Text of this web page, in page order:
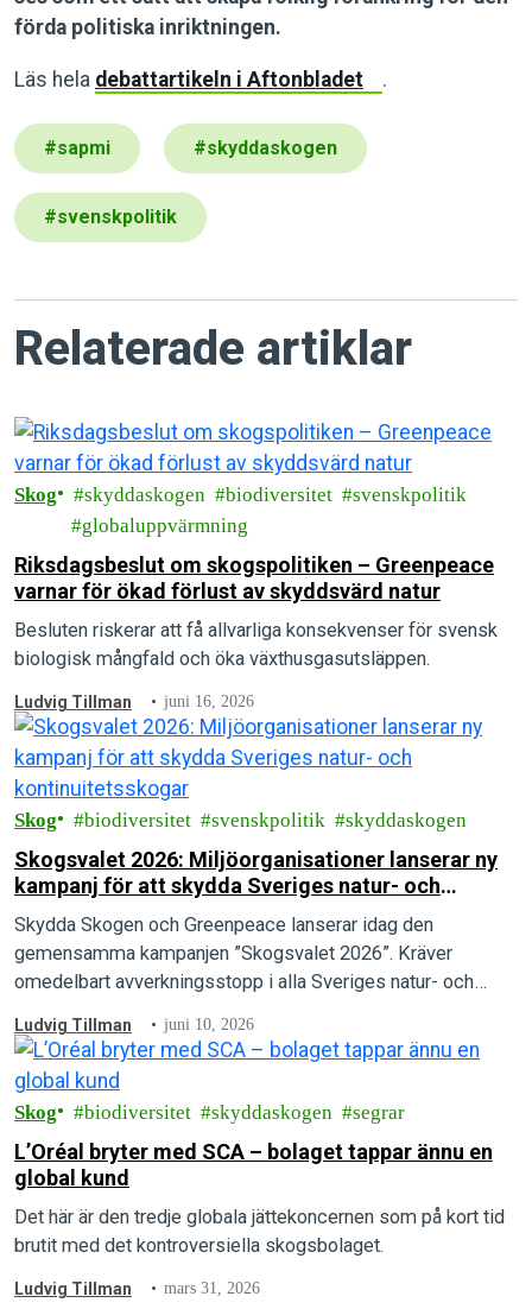
förda politiska inriktningen.
Läs hela debattartikeln i Aftonbladet .
#sapmi #skyddaskogen
#svenskpolitik
Relaterade artiklar
Skog skyddaskogen biodiversitet
svenskpolitik
globaluppvärmning
Riksdagsbeslut om skogspolitiken – Greenpeace
varnar för ökad förlust av skyddsvärd natur
Besluten riskerar att få allvarliga konsekvenser för svensk
biologisk mångfald och öka växthusgasutsläppen.
Ludvig Tillman juni 16, 2026
Skog biodiversitet svenskpolitik skyddaskogen
Skogsvalet 2026: Miljöorganisationer lanserar ny
kampanj för att skydda Sveriges natur- och
kontinuitetsskogar
Skydda Skogen och Greenpeace lanserar idag den
gemensamma kampanjen ”Skogsvalet 2026”. Kräver
omedelbart avverkningsstopp i alla Sveriges natur- och
Ludvig Tillman juni 10, 2026
Skog biodiversitet skyddaskogen segrar
L’Oréal bryter med SCA – bolaget tappar ännu en
global kund
Det här är den tredje globala jättekoncernen som på kort tid
brutit med det kontroversiella skogsbolaget.
Ludvig Tillman mars 31, 2026